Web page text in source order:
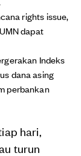
rights issue,
dapat
Indeks
dana asing
perbankan
hari,
turun